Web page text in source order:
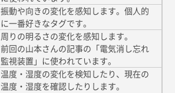
振動や向きの変化を感知します。個人的
に一番好きなタグです。
周りの明るさの変化を感知します。
前回の山本さんの記事の「電気消し忘れ
監視装置」に使われています。
温度・湿度の変化を検知したり、現在の
温度・湿度を確認したりします。